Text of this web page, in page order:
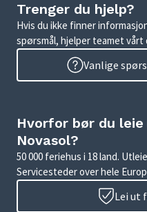
Trenger du hjelp?
Hvis du ikke finner
spørsmål, hjelper teamet vårt
Vanlige
Hvorfor bør du
Novasol?
50 000 feriehus i 18 land.
Servicesteder over hele
Lei ut